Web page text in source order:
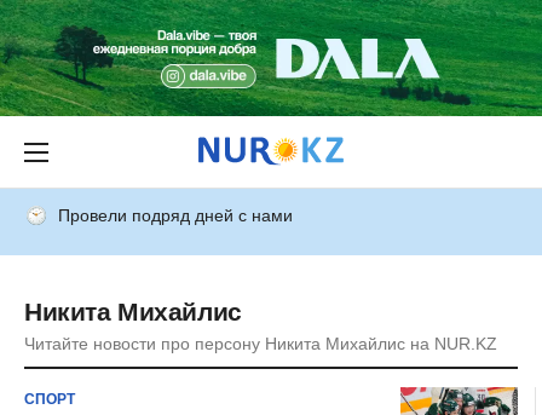
Провели подряд дней с нами
Никита Михайлис
Читайте новости про персону Никита Михайлис на NUR.KZ
СПОРТ